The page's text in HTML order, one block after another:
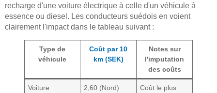
recharge d'une voiture électrique à celle d'un véhicule à
essence ou diesel. Les conducteurs suédois en voient
clairement l'impact dans le tableau suivant :
Type de
véhicule
Coût par 10
km (SEK)
Notes sur
l'imputation
des coûts
Voiture
2,60 (Nord)
Coût le plus